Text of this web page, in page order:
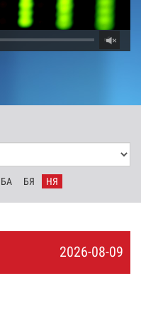
БА БЯ НЯ
2026-08-09